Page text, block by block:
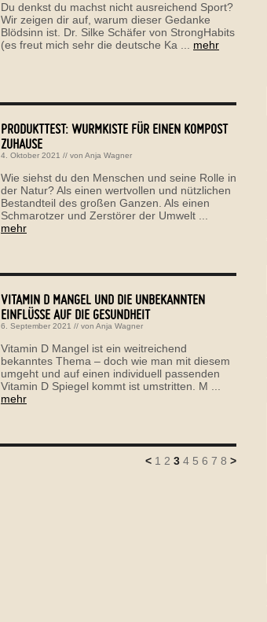
Du denkst du machst nicht ausreichend Sport?
Wir zeigen dir auf, warum dieser Gedanke
Blödsinn ist. Dr. Silke Schäfer von StrongHabits
(es freut mich sehr die deutsche Ka ... mehr
PRODUKTTEST: WURMKISTE FÜR EINEN KOMPOST
ZUHAUSE
4. Oktober 2021 // von Anja Wagner
Wie siehst du den Menschen und seine Rolle in
der Natur? Als einen wertvollen und nützlichen
Bestandteil des großen Ganzen. Als einen
Schmarotzer und Zerstörer der Umwelt ...
mehr
VITAMIN D MANGEL UND DIE UNBEKANNTEN
EINFLÜSSE AUF DIE GESUNDHEIT
6. September 2021 // von Anja Wagner
Vitamin D Mangel ist ein weitreichend
bekanntes Thema – doch wie man mit diesem
umgeht und auf einen individuell passenden
Vitamin D Spiegel kommt ist umstritten. M ...
mehr
< 1 2 3 4 5 6 7 8 >